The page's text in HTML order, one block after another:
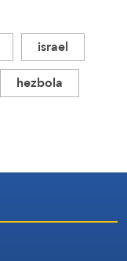
israel
hezbola